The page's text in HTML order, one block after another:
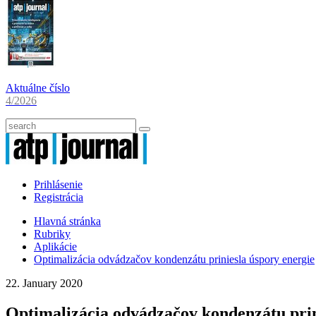
Aktuálne číslo
4/2026
Prihlásenie
Registrácia
Hlavná stránka
Rubriky
Aplikácie
Optimalizácia odvádzačov kondenzátu priniesla úspory energie
22. January 2020